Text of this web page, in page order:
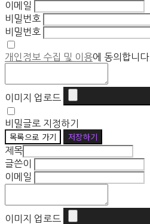
이메일
비밀번호
비밀번호
개인정보 수집 및 이용에 동의합니다.
이미지 업로드
비밀글로 지정하기
목록으로 가기 저장하기
제목
글쓴이
이메일
이미지 업로드